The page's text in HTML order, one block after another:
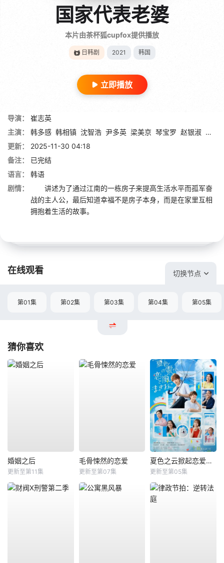
国家代表老婆
本片由茶杯狐cupfox提供播放
日韩剧 2021 韩国
立即播放
导演：
崔志英
主演：
韩多感 韩相镇 沈智浩 尹多英 梁美京 琴宝罗 赵银淑 金泰
更新：
2025-11-30 04:18
备注：
已完结
语言：
韩语
剧情：
讲述为了通过江南的一栋房子来提高生活水平而孤军奋
战的主人公，最后知道幸福不是房子本身，而是在家里互相
拥抱着生活的故事。
在线观看 切换节点
第01集 第02集 第03集 第04集 第05集
猜你喜欢
婚姻之后
更新至第11集
毛骨悚然的恋爱
更新至第07集
夏色之云掀起恋爱与风暴
更新至第05集